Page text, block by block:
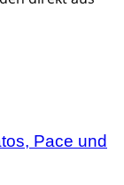
Pace und